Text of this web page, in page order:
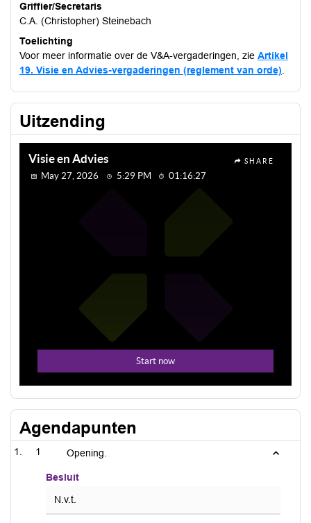
Griffier/Secretaris
C.A. (Christopher) Steinebach
Toelichting
Voor meer informatie over de V&A-vergaderingen, zie Artikel
19. Visie en Advies-vergaderingen (reglement van orde)
Uitzending
Agendapunten
1 Opening.
Besluit
N.v.t.